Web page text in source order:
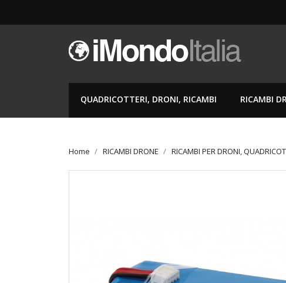
QUADRICOTTERI, DRONI, RICAMBI RICAMBI
Home RICAMBI DRONE RICAMBI PER DRONI,